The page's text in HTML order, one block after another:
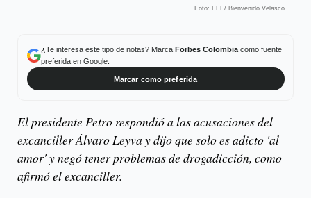
Foto: EFE/ Bienvenido Velasco.
¿Te interesa este tipo de notas? Marca Forbes Colombiacomo fuente
preferida en Google.
Marcar como preferida
El presidente Petro respondió a las acusaciones del
excanciller Álvaro Leyva y dijo que solo es adicto 'al
amor' y negó tener problemas de drogadicción, como
afirmó el excanciller.